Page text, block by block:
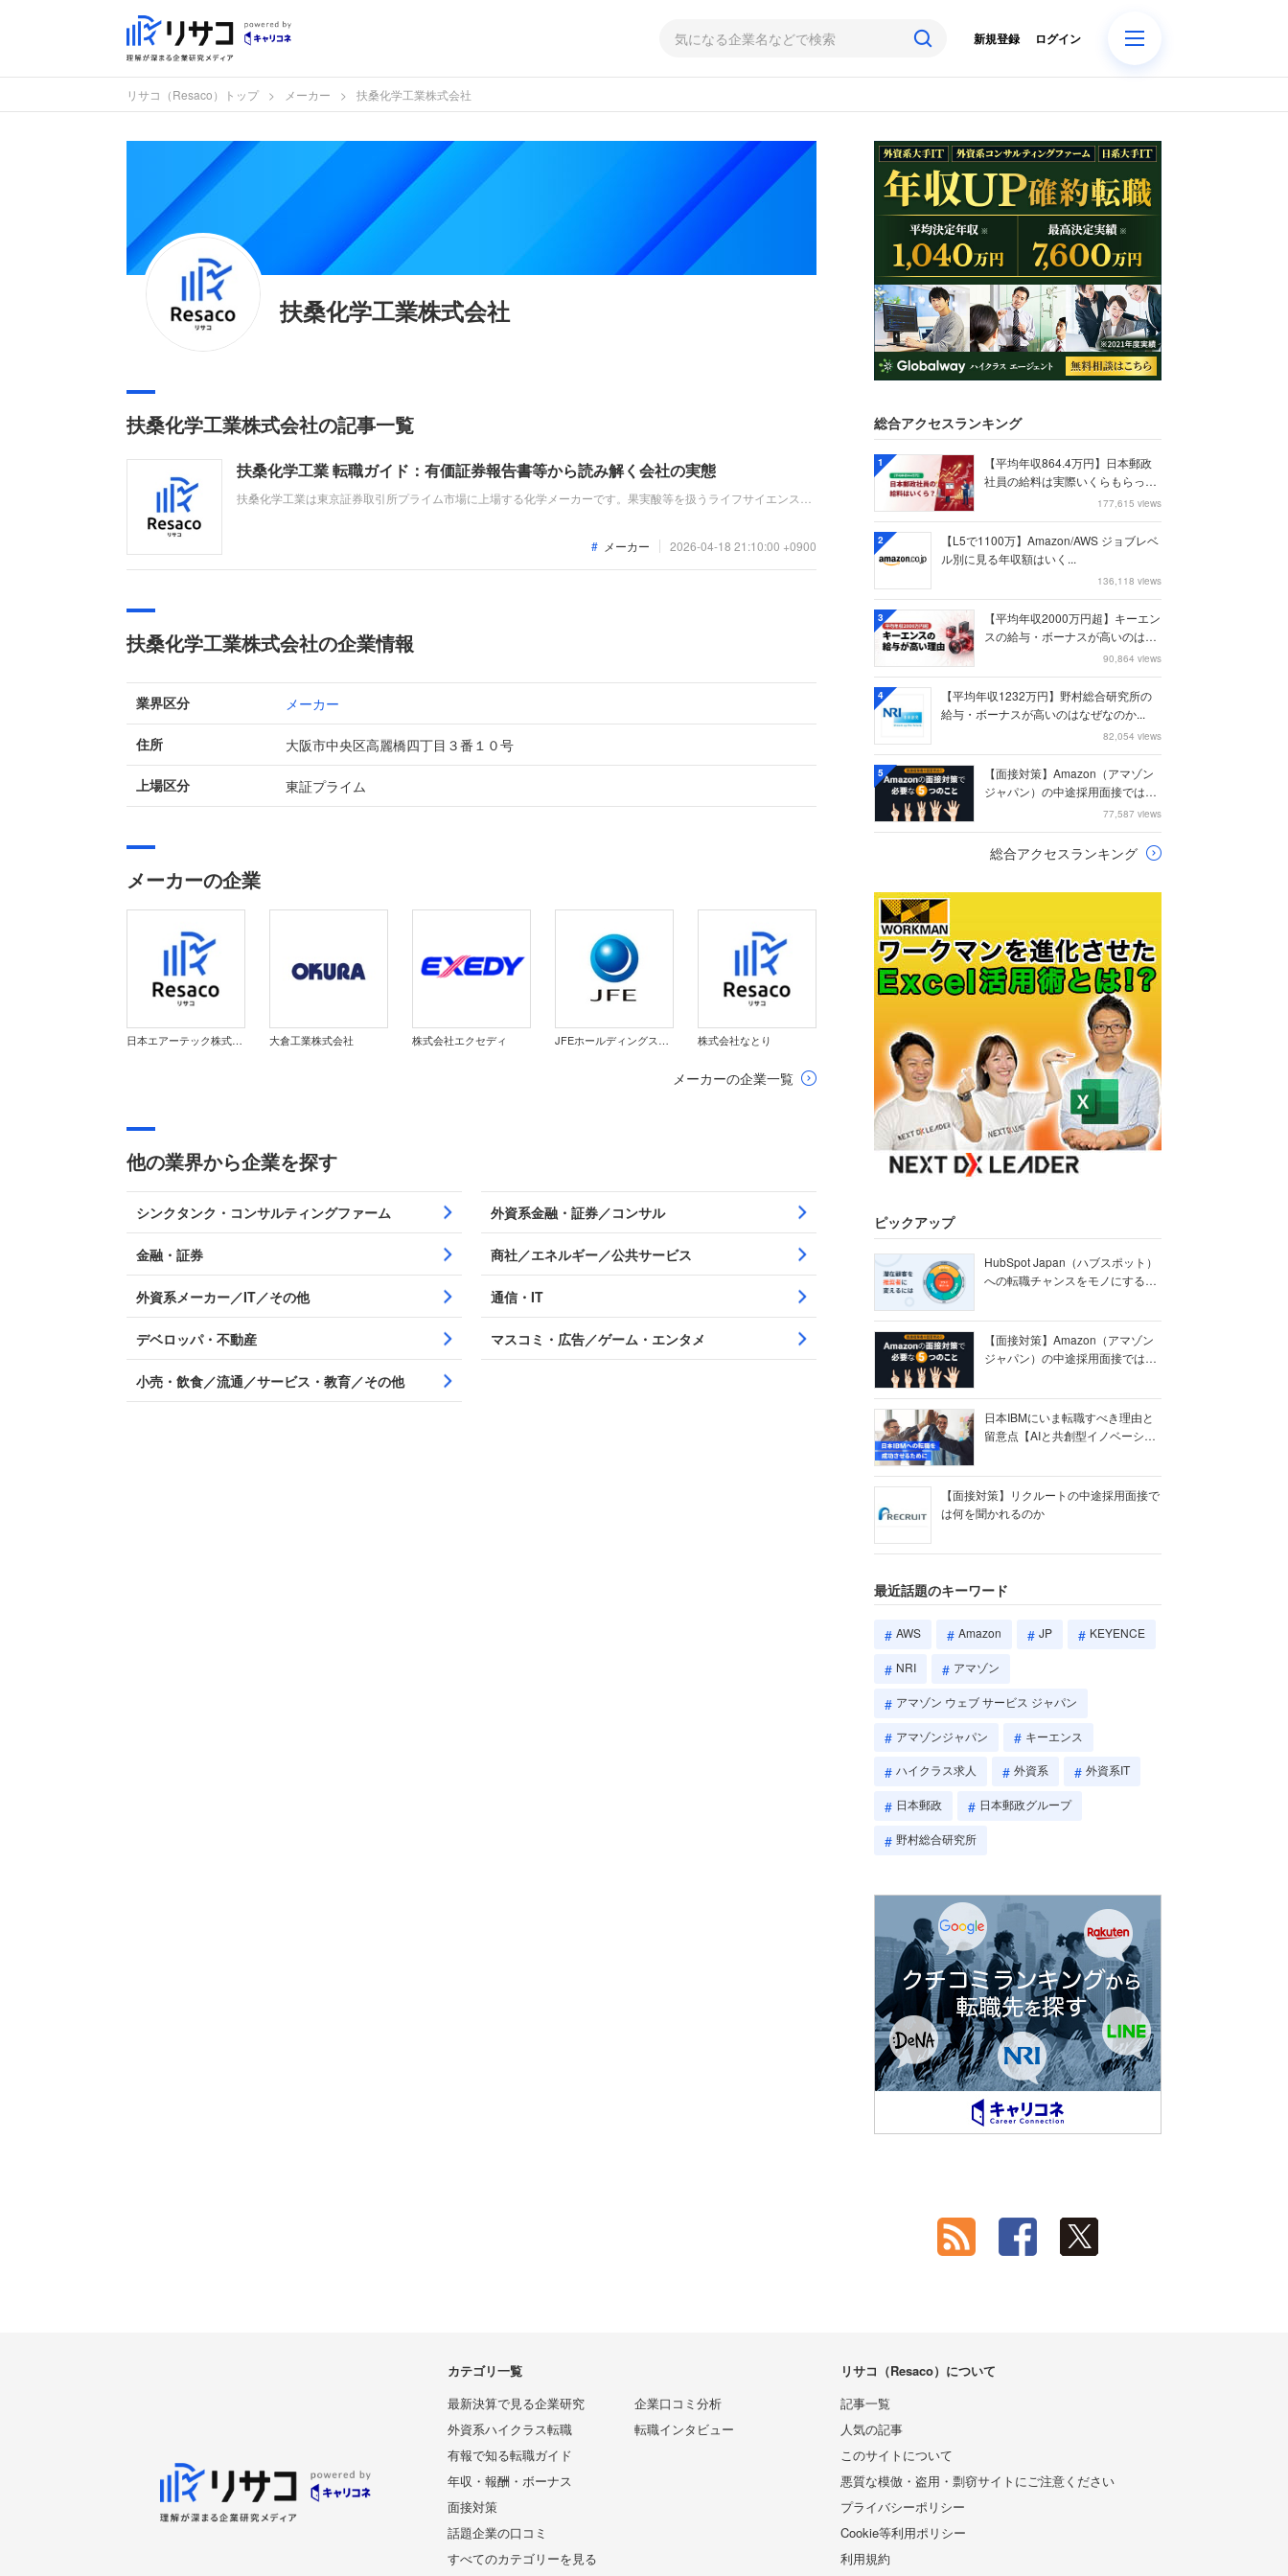
ログイン
新規登録
リサコ（Resaco）トップ メーカー 扶桑化学工業株式会社
扶桑化学工業株式会社
扶桑化学工業株式会社の記事一覧
扶桑化学工業 転職ガイド：有価証券報告書等から読み解く会社の実態
扶桑化学工業は東京証券取引所プライム市場に上場する化学メーカーです。果実酸等を扱うライフサイエンス事
メーカー 2026-04-18 21:10:00 +0900
扶桑化学工業株式会社の企業情報
業界区分 メーカー
住所 大阪市中央区高麗橋四丁目３番１０号
上場区分 東証プライム
メーカーの企業
日本エアーテック株式会社 大倉工業株式会社 株式会社エクセディ JFEホールディングス株式会社 株式会社なとり
メーカーの企業一覧
他の業界から企業を探す
シンクタンク・コンサルティングファーム 外資系金融・証券／コンサル
金融・証券 商社／エネルギー／公共サービス
外資系メーカー／IT／その他 通信・IT
デベロッパ・不動産 マスコミ・広告／ゲーム・エンタメ
小売・飲食／流通／サービス・教育／その他
総合アクセスランキング
1
【平均年収864.4万円】日本郵政
社員の給料は実際いくらもらって
177,615 views
2
【L5で1100万】Amazon/AWS ジョブレベ
ル別に見る年収額はいく...
136,118 views
3
【平均年収2000万円超】キーエン
スの給与・ボーナスが高いのはな
90,864 views
4
【平均年収1232万円】野村総合研究所の
給与・ボーナスが高いのはなぜなのか...
82,054 views
5
【面接対策】Amazon（アマゾン
ジャパン）の中途採用面接では何
77,587 views
総合アクセスランキング
ピックアップ
HubSpot Japan（ハブスポット）
への転職チャンスをモノにする
【面接対策】Amazon（アマゾン
ジャパン）の中途採用面接では何
日本IBMにいま転職すべき理由と
留意点【AIと共創型イノベーショ
【面接対策】リクルートの中途採用面接で
は何を聞かれるのか
最近話題のキーワード
AWS Amazon JP KEYENCE
NRI アマゾン
アマゾン ウェブ サービス ジャパン
アマゾンジャパン キーエンス
ハイクラス求人 外資系 外資系IT
日本郵政 日本郵政グループ
野村総合研究所
カテゴリ一覧
最新決算で見る企業研究
外資系ハイクラス転職
有報で知る転職ガイド
年収・報酬・ボーナス
面接対策
話題企業の口コミ
企業口コミ分析
転職インタビュー
すべてのカテゴリーを見る
リサコ（Resaco）について
記事一覧
人気の記事
このサイトについて
悪質な模倣・盗用・剽窃サイトにご注意ください
プライバシーポリシー
Cookie等利用ポリシー
利用規約